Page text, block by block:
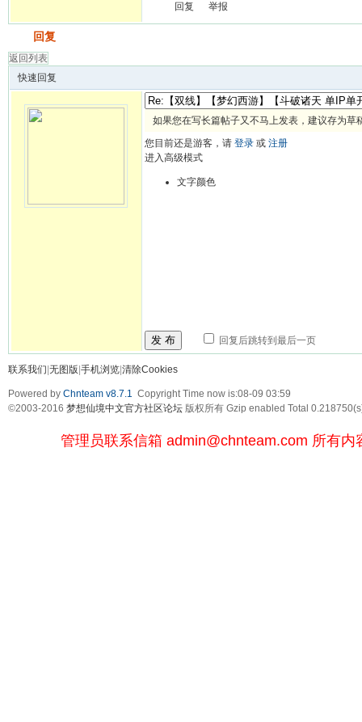
回复 举报
回复
返回列表
快速回复
如果您在写长篇帖子又不马上发表，建议存为草
您目前还是游客，请 登录 或 注册
进入高级模式
文字颜色
发 布 回复后跳转到最后一页
联系我们 无图版 手机浏览 清除Cookies
Powered by Chnteam v8.7.1 Copyright Time now is:08-09 03:59
©2003-2016 梦想仙境中文官方社区论坛 版权所有 Gzip enabled Total
管理员联系信箱 admin@chnteam.com 所有内